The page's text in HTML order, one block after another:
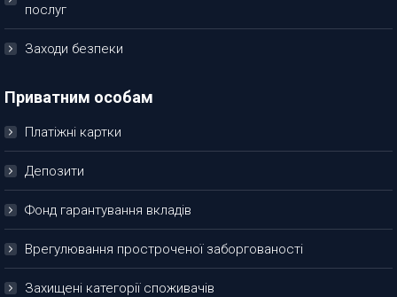
послуг
Заходи безпеки
Приватним особам
Платіжні картки
Депозити
Фонд гарантування вкладів
Врегулювання простроченої заборгованості
Захищені категорії споживачів